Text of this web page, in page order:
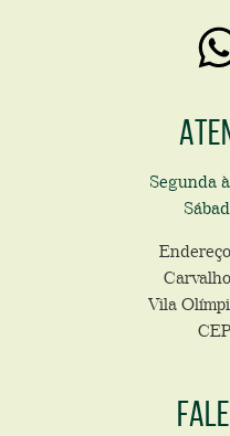
Segunda
Vila